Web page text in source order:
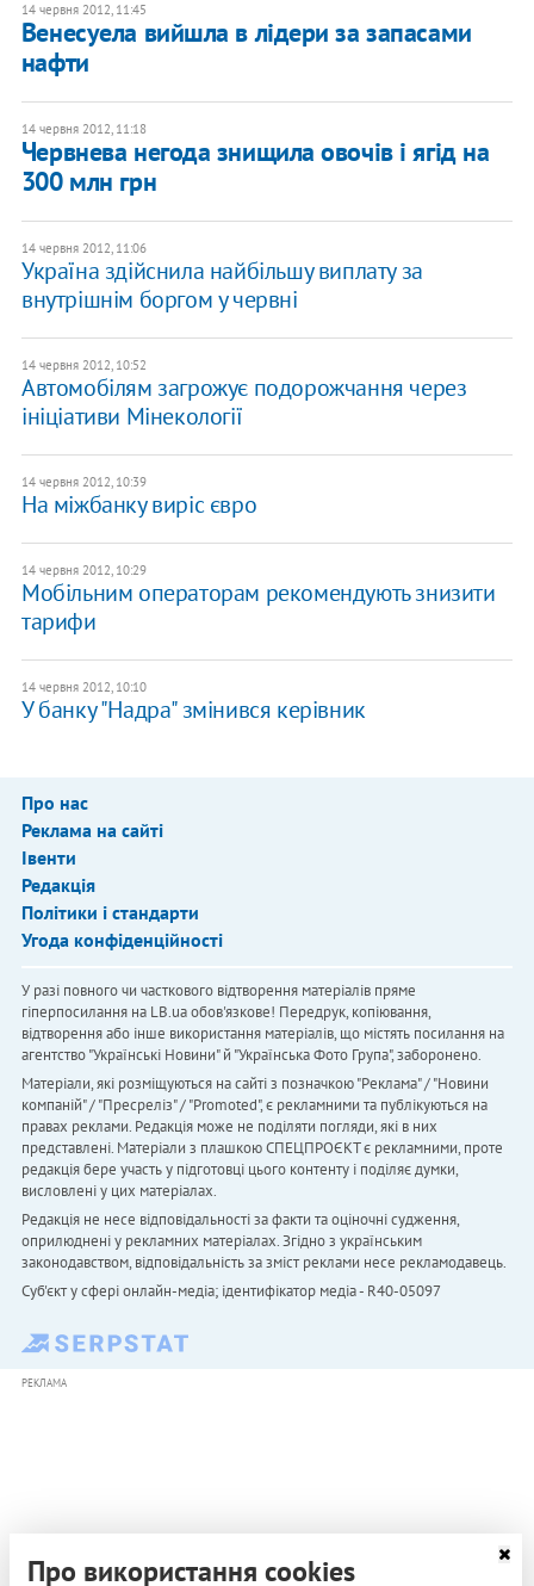
14 червня 2012, 11:45
Венесуела вийшла в лідери за запасами
нафти
14 червня 2012, 11:18
Червнева негода знищила овочів і ягід на
300 млн грн
14 червня 2012, 11:06
Україна здійснила найбільшу виплату за
внутрішнім боргом у червні
14 червня 2012, 10:52
Автомобілям загрожує подорожчання через
ініціативи Мінекології
14 червня 2012, 10:39
На міжбанку виріс євро
14 червня 2012, 10:29
Мобільним операторам рекомендують знизити
тарифи
14 червня 2012, 10:10
У банку "Надра" змінився керівник
Про нас
Реклама на сайті
Івенти
Редакція
Політики і стандарти
Угода конфіденційності
У разі повного чи часткового відтворення матеріалів пряме
гіперпосилання на LB.ua обов'язкове! Передрук, копіювання,
відтворення або інше використання матеріалів, що містять посилання на
агентство "Українськi Новини" й "Українська Фото Група", заборонено.
Матеріали, які розміщуються на сайті з позначкою "Реклама" / "Новини
компаній" / "Пресреліз" / "Promoted", є рекламними та публікуються на
правах реклами. Редакція може не поділяти погляди, які в них
представлені. Матеріали з плашкою СПЕЦПРОЄКТ є рекламними, проте
редакція бере участь у підготовці цього контенту і поділяє думки,
висловлені у цих матеріалах.
Редакція не несе відповідальності за факти та оціночні судження,
оприлюднені у рекламних матеріалах. Згідно з українським
законодавством, відповідальність за зміст реклами несе рекламодавець.
Cуб'єкт у сфері онлайн-медіа; ідентифікатор медіа - R40-05097
РЕКЛАМА
Про використання cookies